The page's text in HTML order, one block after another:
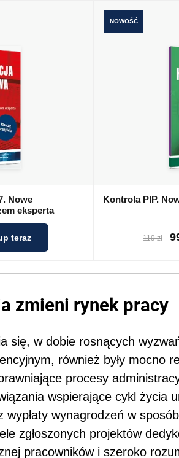
Nowe
eksperta
teraz
NOWOŚĆ
Kontrola PIP.
119 zł
zmieni rynek pracy
się, w dobie rosnących
również były mocno
procesy
wspierające cykl życia
wypłaty wynagrodzeń w
zgłoszonych projektów
pracowników i szeroko